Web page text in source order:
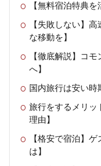
【無料宿泊特典
【失敗しない】
な移動を】
【徹底解説】コ
へ】
国内旅行は安い時
旅行をするメリッ
理由】
【格安で宿泊】
は】